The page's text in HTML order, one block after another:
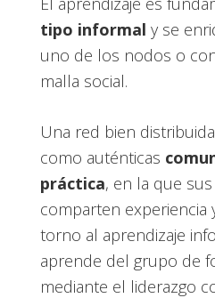
tipo informal y se
uno de los nodos o
malla social.
Una red bien
como auténticas
práctica, en la que
comparten experiencia
torno al aprendizaje
aprende del grupo de
mediante el liderazgo